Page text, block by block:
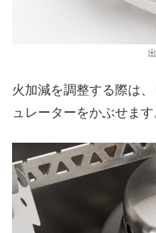
火加減を調整する際は
ュレーターをかぶせます